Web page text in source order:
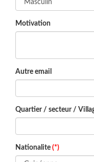
Motivation
Autre email
Quartier / secteur /
Nationalite (*)